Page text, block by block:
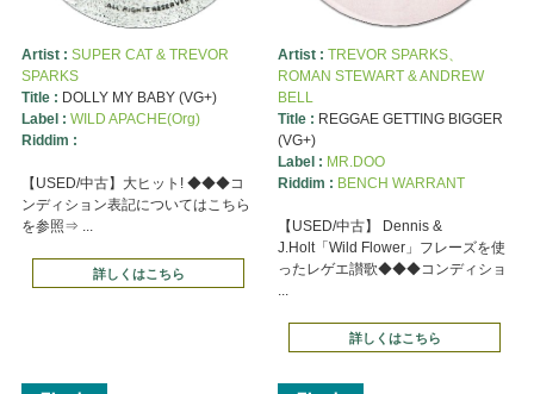
Artist : SUPER CAT & TREVOR
SPARKS
Title : DOLLY MY BABY (VG+)
Label : WILD APACHE(Org)
Riddim :
【USED/中古】大ヒット! ◆◆◆コ
ンディション表記についてはこちら
を参照⇒ ...
詳しくはこちら
Artist : TREVOR SPARKS、
ROMAN STEWART & ANDREW
BELL
Title : REGGAE GETTING BIGGER
(VG+)
Label : MR.DOO
Riddim : BENCH WARRANT
【USED/中古】 Dennis &
J.Holt「Wild Flower」フレーズを使
ったレゲエ讃歌◆◆◆コンディショ
...
詳しくはこちら